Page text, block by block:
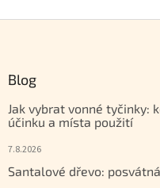
Blog
Jak vybrat vonné tyčinky:
účinku a místa použití
7.8.2026
Santalové dřevo: